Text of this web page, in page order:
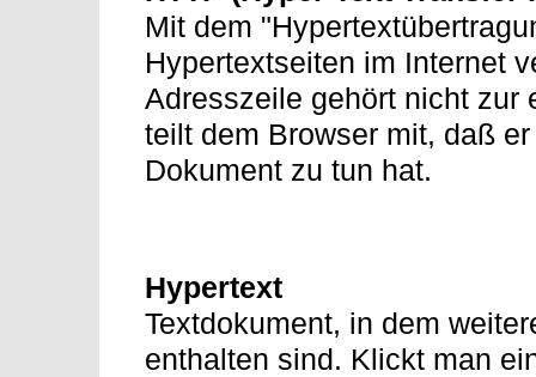
Mit dem
Hypertextseiten im Internet
Adresszeile gehört nicht zur
teilt dem Browser mit, daß
Dokument zu tun hat.
Hypertext
Textdokument, in dem
enthalten sind. Klickt man